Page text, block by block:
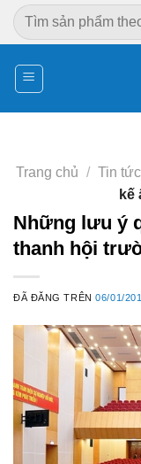
Chuyển
đến
dung
Tìm
kiếm:
Trang chủ / Tin tức
kế
Những lưu ý
thanh hội
ĐÃ ĐĂNG TRÊN06/01/